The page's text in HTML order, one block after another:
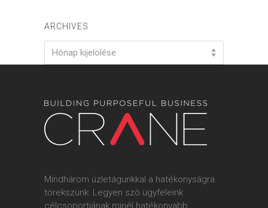
ARCHIVES
Hónap kijelölése
Mindhárom üzletágunkkal a hatékonyságra
törekszünk: Legyen szó ügyfeleink
célcsoportjának minél hatékonyabb